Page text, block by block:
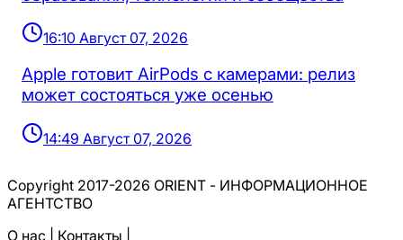
16:10 Август 07, 2026
Apple готовит AirPods с камерами: релиз
может состояться уже осенью
14:49 Август 07, 2026
Copyright 2017-2026 ORIENT - ИНФОРМАЦИОННОЕ
АГЕНТСТВО
О нас | Контакты |